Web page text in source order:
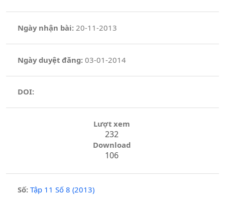
Ngày nhận bài: 20-11-2013
Ngày duyệt đăng:03-01-2014
DOI:
Lượt xem
232
Download
106
Số: Tập 11 Số 8 (2013)